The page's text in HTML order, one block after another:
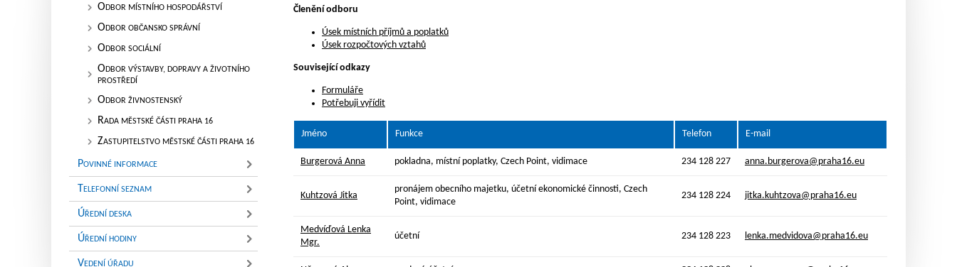
O DBOR MÍSTNÍHO HOSPODÁŘSTVÍ
O DBOR OBČANSKO SPRÁVNÍ
O DBOR SOCIÁLNÍ
O DBOR VÝSTAVBY, DOPRAVY A ŽIVOTNÍHO
PROSTŘEDÍ
O DBOR ŽIVNOSTENSKÝ
RADA MĚSTSKÉ ČÁSTI PRAHA 16
ZASTUPITELSTVO MĚSTSKÉ ČÁSTI PRAHA 16
POVINNÉ INFORMACE
T ELEFONNÍ SEZNAM
ÚŘEDNÍ DESKA
ÚŘEDNÍ HODINY
VEDENÍ ÚŘADU
Členění odboru
Úsek místních příjmů a poplatků
Úsek rozpočtových vztahů
Související odkazy
Formuláře
Potřebuji vyřídit
Jméno Funkce Telefon E-mail
Burgerová Anna pokladna, místní poplatky, Czech Point, vidimace 234 128 227 anna.burgerova@praha16.eu
Kuhtzová Jitka
pronájem obecního majetku, účetní ekonomické činnosti, Czech
Point, vidimace
234 128 224 jitka.kuhtzova@praha16.eu
Medvíďová Lenka
Mgr.
účetní 234 128 223 lenka.medvidova@praha16.eu